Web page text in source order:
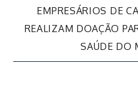
Post
EMPRESÁRIOS DE
REALIZAM DOAÇÃO
SAÚDE DO